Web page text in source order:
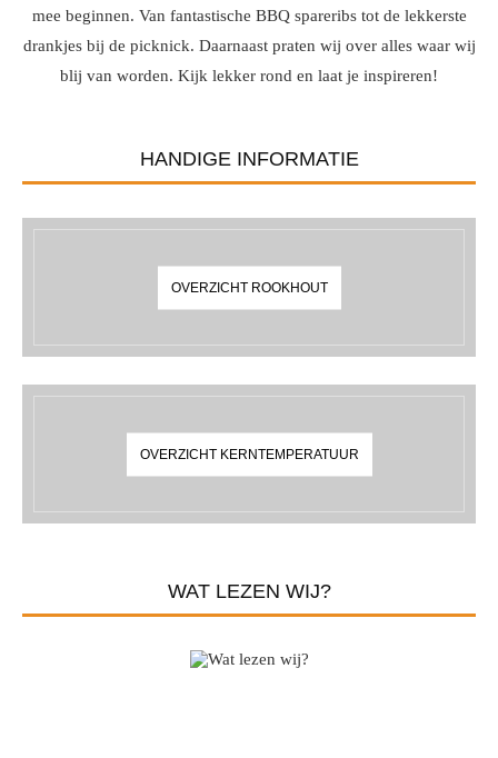
mee beginnen. Van fantastische BBQ spareribs tot de lekkerste
drankjes bij de picknick. Daarnaast praten wij over alles waar wij
blij van worden. Kijk lekker rond en laat je inspireren!
HANDIGE INFORMATIE
OVERZICHT ROOKHOUT
OVERZICHT KERNTEMPERATUUR
WAT LEZEN WIJ?